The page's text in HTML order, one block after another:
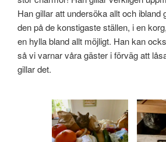
Han gillar att undersöka allt och ibland
den på de konstigaste ställen, i en
en hylla bland allt möjligt. Han kan
så vi varnar våra gäster i förväg att
gillar det.